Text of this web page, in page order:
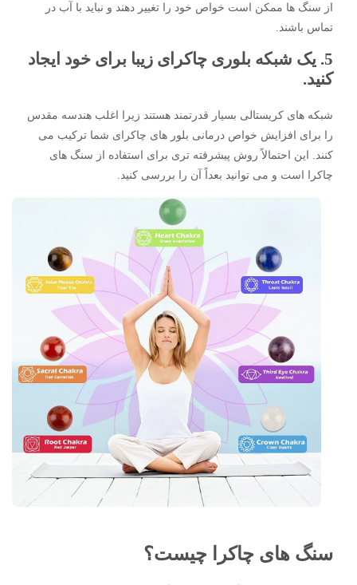
از سنگ ها ممکن است خواص خود را تغییر دهند و نباید با آب در
تماس باشند.
5. یک شبکه بلوری چاکرای زیبا برای خود ایجاد
کنید.
شبکه های کریستالی بسیار قدرتمند هستند زیرا اغلب هندسه مقدس
را برای افزایش خواص درمانی بلور های چاکرای شما ترکیب می
کنند. این احتمالاً روش پیشرفته تری برای استفاده از سنگ های
چاکرا است و می توانید بعداً آن را بررسی کنید.
سنگ های چاکرا چیست؟